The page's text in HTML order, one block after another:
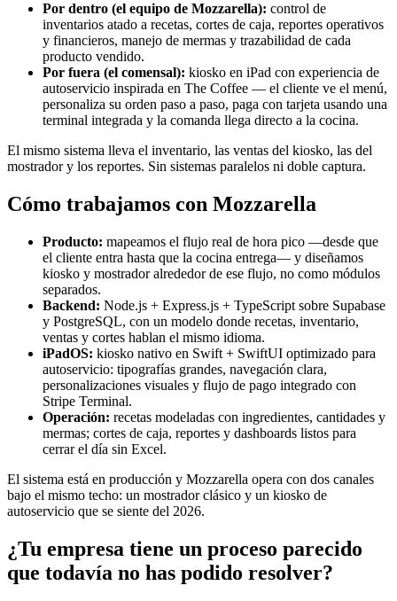
Por dentro (el equipo de Mozzarella): control de
inventarios atado a recetas, cortes de caja, reportes operativos
y financieros, manejo de mermas y trazabilidad de cada
producto vendido.
Por fuera (el comensal): kiosko en iPad con experiencia de
autoservicio inspirada en The Coffee — el cliente ve el menú,
personaliza su orden paso a paso, paga con tarjeta usando una
terminal integrada y la comanda llega directo a la cocina.
El mismo sistema lleva el inventario, las ventas del kiosko, las del
mostrador y los reportes. Sin sistemas paralelos ni doble captura.
Cómo trabajamos con Mozzarella
Producto: mapeamos el flujo real de hora pico —desde que
el cliente entra hasta que la cocina entrega— y diseñamos
kiosko y mostrador alrededor de ese flujo, no como módulos
separados.
Backend: Node.js + Express.js + TypeScript sobre Supabase
y PostgreSQL, con un modelo donde recetas, inventario,
ventas y cortes hablan el mismo idioma.
iPadOS: kiosko nativo en Swift + SwiftUI optimizado para
autoservicio: tipografías grandes, navegación clara,
personalizaciones visuales y flujo de pago integrado con
Stripe Terminal.
Operación: recetas modeladas con ingredientes, cantidades y
mermas; cortes de caja, reportes y dashboards listos para
cerrar el día sin Excel.
El sistema está en producción y Mozzarella opera con dos canales
bajo el mismo techo: un mostrador clásico y un kiosko de
autoservicio que se siente del 2026.
¿Tu empresa tiene un proceso parecido
que todavía no has podido resolver?